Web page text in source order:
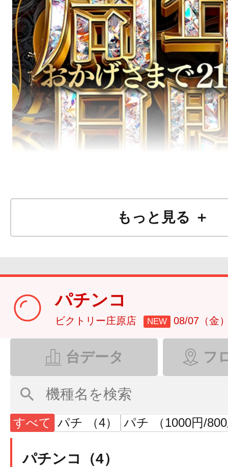
もっと見る ＋
パチンコ
ビクトリー庄原店 NEW 08/07（金
台データ フ
すべて パチ （4） パチ （1000円/
パチンコ（4）